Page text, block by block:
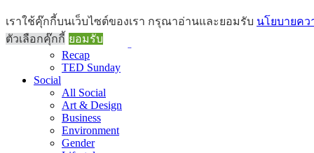
Brief
All Brief
Goods Morning
Recap
TED Sunday
Social
All Social
Art & Design
Business
Environment
Gender
เราใช้คุ๊กกี้บนเว็บไซต์ของเรา กรุณาอ่านและยอมรับ นโยบายคว
ตัวเลือกคุ๊กกี้ ยอมรับ